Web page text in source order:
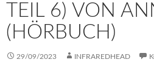
TEIL 6) VON
(HÖRBUCH)
29/09/2023 INFRAREDHEAD